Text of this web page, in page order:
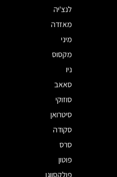
לנצ'יה
מאזדה
מיני
מקסוס
ניו
סאאב
סוזוקי
סיטרואן
סקודה
סרס
פוטון
פולקסווגן